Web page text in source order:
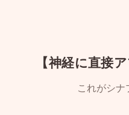
【神経に直接
これがシナ